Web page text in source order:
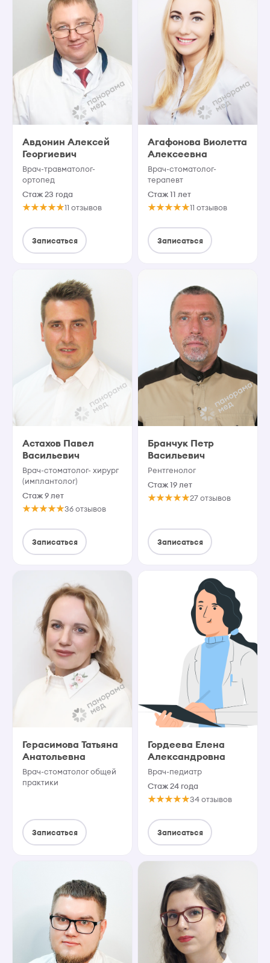
Авдонин Алексей
Георгиевич
Врач-травматолог-
ортопед
Стаж 23 года
11 отзывов
Записаться
Агафонова Виолетта
Алексеевна
Врач-стоматолог-
терапевт
Стаж 11 лет
11 отзывов
Записаться
Астахов Павел
Васильевич
Врач-стоматолог- хирург
(имплантолог)
Стаж 9 лет
36 отзывов
Записаться
Бранчук Петр
Васильевич
Рентгенолог
Стаж 19 лет
27 отзывов
Записаться
Герасимова Татьяна
Анатольевна
Врач-стоматолог общей
практики
Записаться
Гордеева Елена
Александровна
Врач-педиатр
Стаж 24 года
34 отзывов
Записаться